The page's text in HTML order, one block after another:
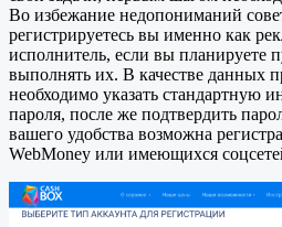
Во избежание недопониманий
регистрируетесь вы именно как
исполнитель, если вы планируете
выполнять их. В качестве данных
необходимо указать стандартную
пароля, после же подтвердить
вашего удобства возможна
WebMoney или имеющихся